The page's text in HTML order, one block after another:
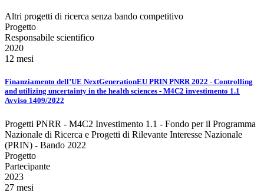
Altri progetti di ricerca senza bando competitivo
Progetto
Responsabile scientifico
2020
12 mesi
Finanziamento dell’UE NextGenerationEU PRIN PNRR 2022 - Controlling
and utilizing uncertainty in the health sciences - M4C2 investimento 1.1
Avviso 1409/2022
Progetti PNRR - M4C2 Investimento 1.1 - Fondo per il Programma
Nazionale di Ricerca e Progetti di Rilevante Interesse Nazionale
(PRIN) - Bando 2022
Progetto
Partecipante
2023
27 mesi